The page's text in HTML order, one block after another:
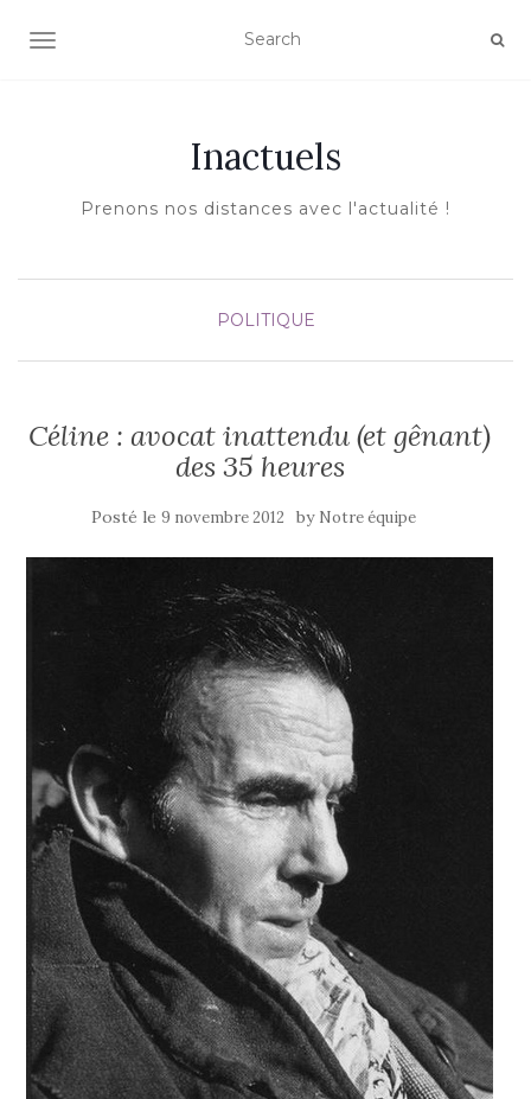
AFFICHER/MASQUER LA NAVIGATION
Inactuels
Prenons nos distances avec l'actualité !
POLITIQUE
Céline : avocat inattendu (et gênant)
des 35 heures
Posté le 9 novembre 2012 by Notre équipe